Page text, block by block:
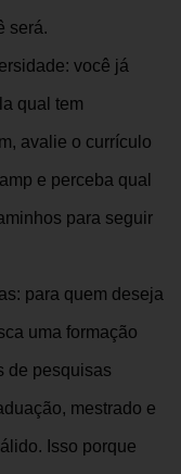
será.
você já
qual tem
avalie o currículo
e perceba qual
para seguir
para quem deseja
uma formação
de pesquisas
mestrado e
Isso porque